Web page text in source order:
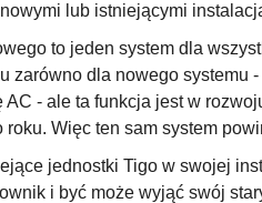
lub istniejącymi
to jeden system dla
zarówno dla nowego systemu
- ale ta funkcja jest w
Więc ten sam system
jednostki Tigo w swojej
i być może wyjąć swój